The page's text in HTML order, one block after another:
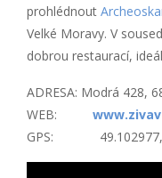
prohlédnout
Velké Moravy. V
dobrou restaurací,
ADRESA: Modrá 428,
WEB:
GPS: 49.102977,